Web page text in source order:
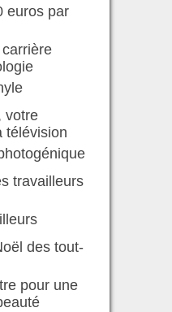
euros par
votre
télévision
travailleurs
des tout-
pour une